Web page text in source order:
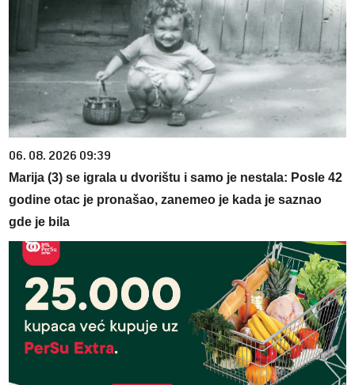
06. 08. 2026 09:39
Marija (3) se igrala u dvorištu i samo je nestala: Posle 42
godine otac je pronašao, zanemeo je kada je saznao
gde je bila